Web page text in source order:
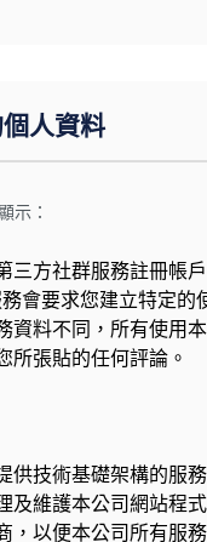
人資料
示：
三方社群服務註冊帳
會要求您建立特定的
資料不同，所有使用
所張貼的任何評論。
供技術基礎架構的服
及維護本公司網站程
，以便本公司所有服